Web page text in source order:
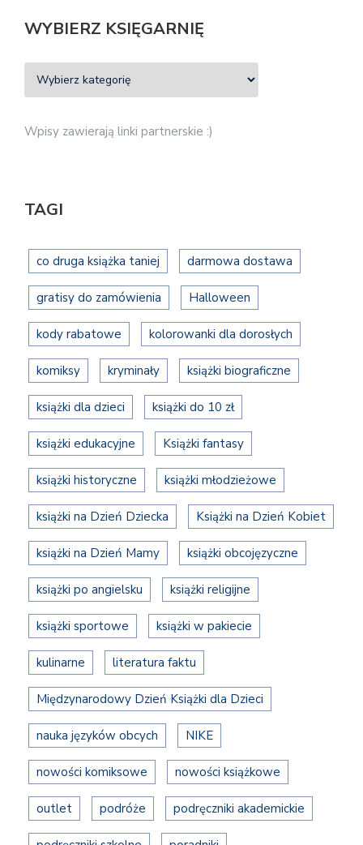
WYBIERZ KSIĘGARNIĘ
Wpisy zawierają linki partnerskie :)
TAGI
co druga książka taniej darmowa dostawa
gratisy do zamówienia Halloween
kody rabatowe kolorowanki dla dorosłych
komiksy kryminały książki biograficzne
książki dla dzieci książki do 10 zł
książki edukacyjne Książki fantasy
książki historyczne książki młodzieżowe
książki na Dzień Dziecka Książki na Dzień Kobiet
książki na Dzień Mamy książki obcojęzyczne
książki po angielsku książki religijne
książki sportowe książki w pakiecie
kulinarne literatura faktu
Międzynarodowy Dzień Książki dla Dzieci
nauka języków obcych NIKE
nowości komiksowe nowości książkowe
outlet podróże podręczniki akademickie